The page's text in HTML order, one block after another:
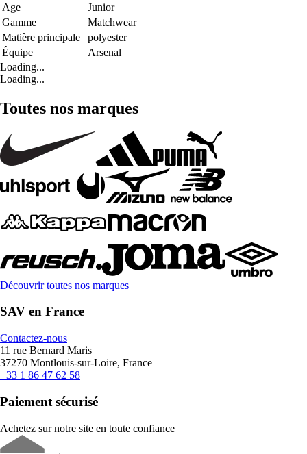
Age
Junior
Gamme
Matchwear
Matière principale
polyester
Équipe
Arsenal
Loading...
Loading...
Toutes nos marques
Découvrir toutes nos marques
SAV en France
Contactez-nous
11 rue Bernard Maris
37270 Montlouis-sur-Loire, France
+33 1 86 47 62 58
Paiement sécurisé
Achetez sur notre site en toute confiance